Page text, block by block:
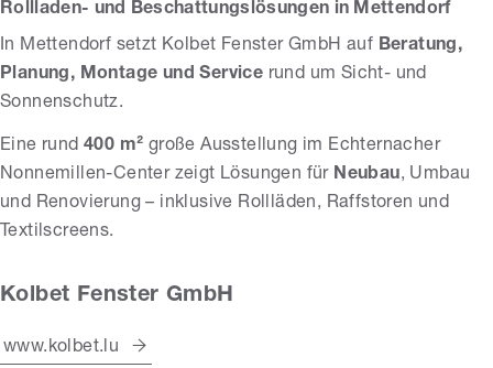
Rollladen- und Beschattungslösungen in Mettendorf
In Mettendorf setzt Kolbet Fenster GmbH auf Beratung,
Planung, Montage und Service rund um Sicht- und
Sonnenschutz.
Eine rund 400 m² große Ausstellung im Echternacher
Nonnemillen-Center zeigt Lösungen für Neubau, Umbau
und Renovierung – inklusive Rollläden, Raffstoren und
Textilscreens.
Kolbet Fenster GmbH
www.kolbet.lu